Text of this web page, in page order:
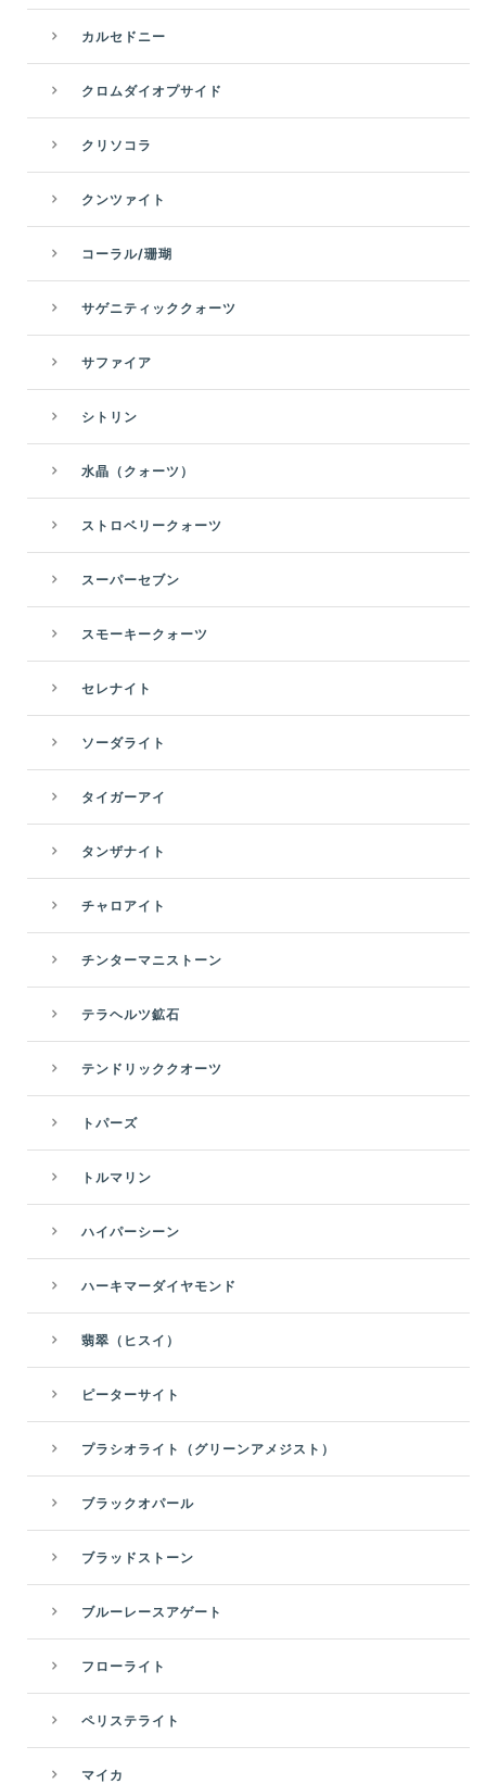
カルセドニー
クロムダイオプサイド
クリソコラ
クンツァイト
コーラル/珊瑚
サゲニティッククォーツ
サファイア
シトリン
水晶（クォーツ）
ストロベリークォーツ
スーパーセブン
スモーキークォーツ
セレナイト
ソーダライト
タイガーアイ
タンザナイト
チャロアイト
チンターマニストーン
テラヘルツ鉱石
テンドリッククオーツ
トパーズ
トルマリン
ハイパーシーン
ハーキマーダイヤモンド
翡翠（ヒスイ）
ピーターサイト
プラシオライト（グリーンアメジスト）
ブラックオパール
ブラッドストーン
ブルーレースアゲート
フローライト
ペリステライト
マイカ